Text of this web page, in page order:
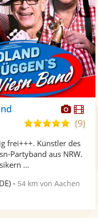
Fotos
5,0
5
(9)
frei+++. Künstler des
Partyband aus NRW.
...
- 54 km von Aachen